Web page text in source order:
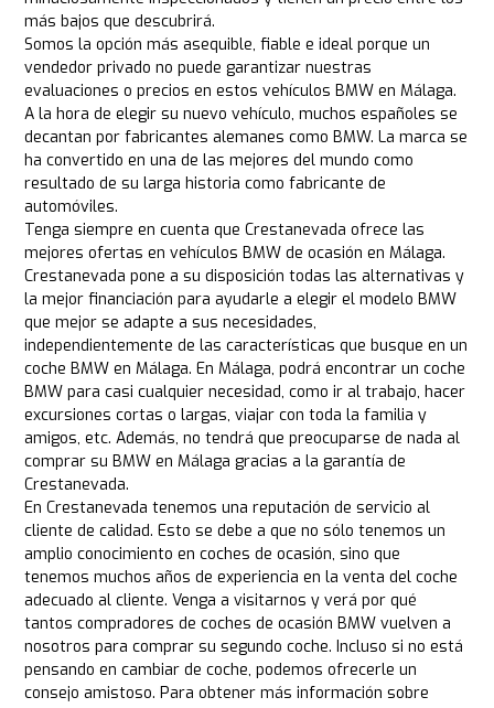
más bajos que descubrirá.
Somos la opción más asequible, fiable e ideal porque un
vendedor privado no puede garantizar nuestras
evaluaciones o precios en estos vehículos BMW en Málaga.
A la hora de elegir su nuevo vehículo, muchos españoles se
decantan por fabricantes alemanes como BMW. La marca se
ha convertido en una de las mejores del mundo como
resultado de su larga historia como fabricante de
automóviles.
Tenga siempre en cuenta que Crestanevada ofrece las
mejores ofertas en vehículos BMW de ocasión en Málaga.
Crestanevada pone a su disposición todas las alternativas y
la mejor financiación para ayudarle a elegir el modelo BMW
que mejor se adapte a sus necesidades,
independientemente de las características que busque en un
coche BMW en Málaga. En Málaga, podrá encontrar un coche
BMW para casi cualquier necesidad, como ir al trabajo, hacer
excursiones cortas o largas, viajar con toda la familia y
amigos, etc. Además, no tendrá que preocuparse de nada al
comprar su BMW en Málaga gracias a la garantía de
Crestanevada.
En Crestanevada tenemos una reputación de servicio al
cliente de calidad. Esto se debe a que no sólo tenemos un
amplio conocimiento en coches de ocasión, sino que
tenemos muchos años de experiencia en la venta del coche
adecuado al cliente. Venga a visitarnos y verá por qué
tantos compradores de coches de ocasión BMW vuelven a
nosotros para comprar su segundo coche. Incluso si no está
pensando en cambiar de coche, podemos ofrecerle un
consejo amistoso. Para obtener más información sobre